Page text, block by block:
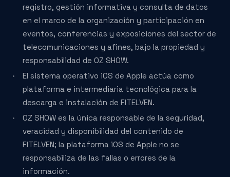
registro, gestión informativa y consulta de datos
en el marco de la organización y participación en
eventos, conferencias y exposiciones del sector de
telecomunicaciones y afines, bajo la propiedad y
responsabilidad de OZ SHOW.
El sistema operativo iOS de Apple actúa como
plataforma e intermediaria tecnológica para la
descarga e instalación de FITELVEN.
OZ SHOW es la única responsable de la seguridad,
veracidad y disponibilidad del contenido de
FITELVEN; la plataforma iOS de Apple no se
responsabiliza de las fallas o errores de la
información.